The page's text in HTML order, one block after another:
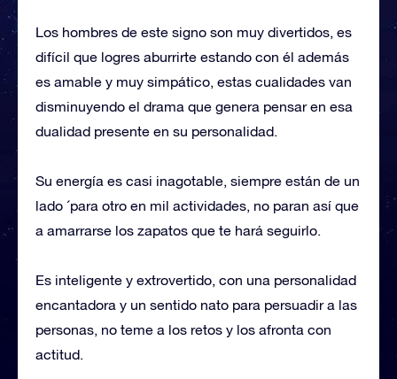
Los hombres de este signo son muy divertidos, es
difícil que logres aburrirte estando con él además
es amable y muy simpático, estas cualidades van
disminuyendo el drama que genera pensar en esa
dualidad presente en su personalidad.
Su energía es casi inagotable, siempre están de un
lado ´para otro en mil actividades, no paran así que
a amarrarse los zapatos que te hará seguirlo.
Es inteligente y extrovertido, con una personalidad
encantadora y un sentido nato para persuadir a las
personas, no teme a los retos y los afronta con
actitud.